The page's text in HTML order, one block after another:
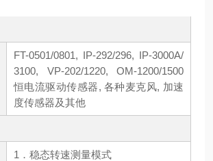
FT-0501/0801, IP-292/296, IP-3000A/
3100, VP-202/1220, OM-1200/1500
恒电流驱动传感器, 各种麦克风, 加速
度传感器及其他
1．稳态转速测量模式